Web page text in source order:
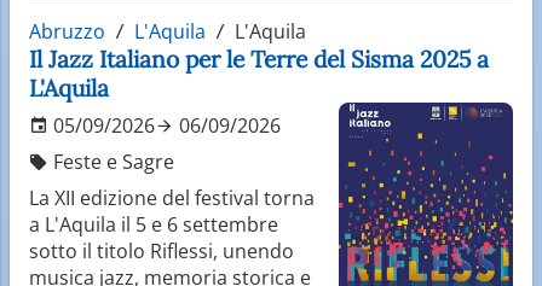
Abruzzo L'Aquila L'Aquila
Il Jazz Italiano per le Terre del Sisma 2025 a
L'Aquila
05/09/2026
06/09/2026
Feste e Sagre
La XII edizione del festival torna
a L'Aquila il 5 e 6 settembre
sotto il titolo Riflessi, unendo
musica jazz, memoria storica e